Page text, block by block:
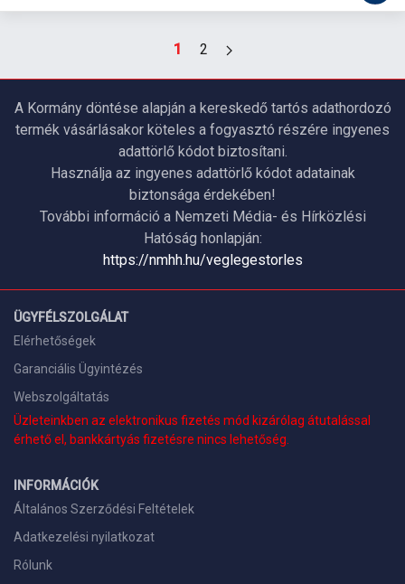
1 2
A Kormány döntése alapján a kereskedő tartós adathordozó
termék vásárlásakor köteles a fogyasztó részére ingyenes
adattörlő kódot biztosítani.
Használja az ingyenes adattörlő kódot adatainak
biztonsága érdekében!
További információ a Nemzeti Média- és Hírközlési
Hatóság honlapján:
https://nmhh.hu/veglegestorles
ÜGYFÉLSZOLGÁLAT
Elérhetőségek
Garanciális Ügyintézés
Webszolgáltatás
Üzleteinkben az elektronikus fizetés mód kizárólag átutalással
érhető el, bankkártyás fizetésre nincs lehetőség.
INFORMÁCIÓK
Általános Szerződési Feltételek
Adatkezelési nyilatkozat
Rólunk